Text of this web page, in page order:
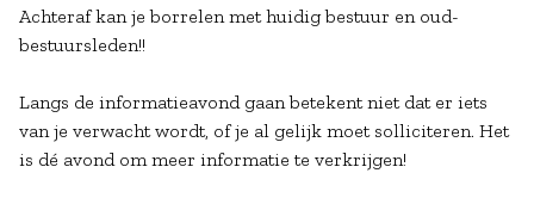
Achteraf kan je borrelen met huidig bestuur en oud-
bestuursleden!!
Langs de informatieavond gaan betekent niet dat er iets
van je verwacht wordt, of je al gelijk moet solliciteren. Het
is dé avond om meer informatie te verkrijgen!